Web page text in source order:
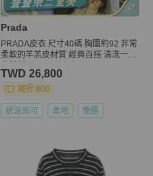
Prada
PRADA皮衣 尺寸40碼 胸圍約92 非常
柔軟的羊羔皮材質 經典百搭 清洗一下
TWD 26,800
現折 800
狀況尚可 本地 免運